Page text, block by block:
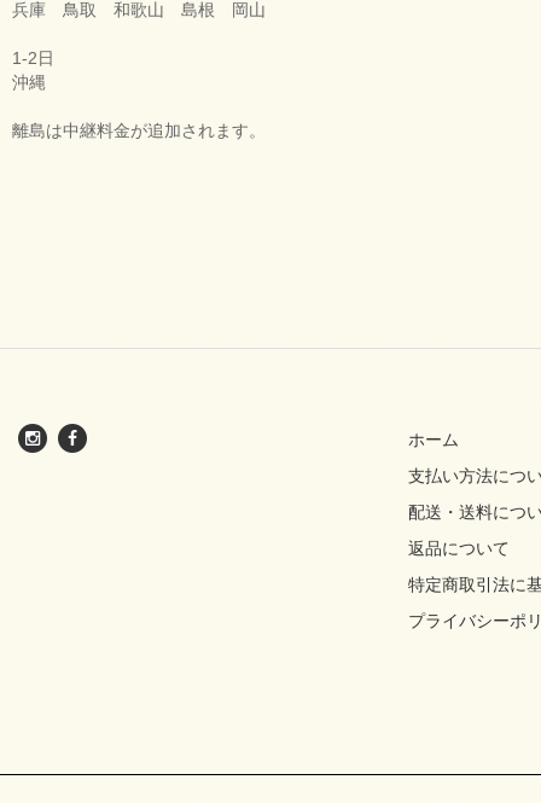
兵庫 鳥取 和歌山 島根 岡山
1-2日
沖縄
離島は中継料金が追加されます。
ホーム
支払い方法につ
配送・送料につ
返品について
特定商取引法に
プライバシーポ